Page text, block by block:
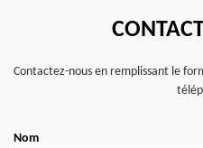
Contactez-nous en remplissant le
Nom